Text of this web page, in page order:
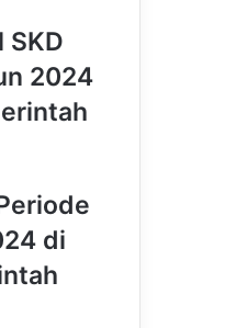
SKD
2024
di